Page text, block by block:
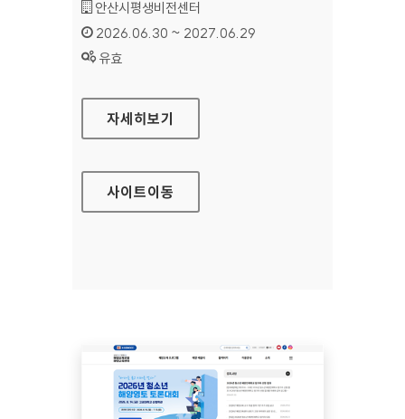
기관명 :
안산시평생비전센터
인증기간 :
2026.06.30 ~ 2027.06.29
상태 :
유효
안산시평생비전센터
자세히보기
사이트이동